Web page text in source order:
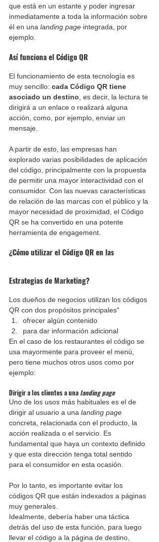
que está en un estante y poder ingresar
inmediatamente a toda la información sobre
él en una landing page integrada, por
ejemplo.
Así funciona el Código QR
El funcionamiento de esta tecnología es
muy sencillo: cada Código QR tiene
asociado un destino , es decir, la lectura te
dirigirá a un enlace o realizará alguna
acción, como, por ejemplo, enviar un
mensaje.
A partir de esto, las empresas han
explorado varias posibilidades de aplicación
del código, principalmente con la propuesta
de permitir una mayor interactividad con el
consumidor. Con las nuevas características
de relación de las marcas con el público y la
mayor necesidad de proximidad, el Código
QR se ha convertido en una potente
herramienta de engagement.
¿Cómo utilizar el Código QR en las
Estrategias de Marketing?
Los dueños de negocios utilizan los códigos
QR con dos propósitos principales"
ofrecer algún contenido
para dar información adicional
En el caso de los restaurantes el código se
usa mayormente para proveer el menú,
pero tiene muchos otros usos como por
ejemplo:
Dirigir a los clientes a una landing page
Uno de los usos más habituales es el de
dirigir al usuario a una landing page
concreta, relacionada con el producto, la
acción realizada o el servicio. Es
fundamental que haya un contexto definido
y que esta dirección tenga total sentido
para el consumidor en esta ocasión.
Por lo tanto, es importante evitar los
códigos QR que están indexados a páginas
muy generales.
Idealmente, debería haber una táctica
detrás del uso de esta función, para luego
llevar el código a la página de destino,